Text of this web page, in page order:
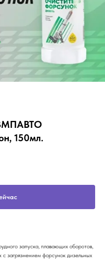
150мл.
запуска, плавающих оборотов,
загрязнением форсунок дизельных